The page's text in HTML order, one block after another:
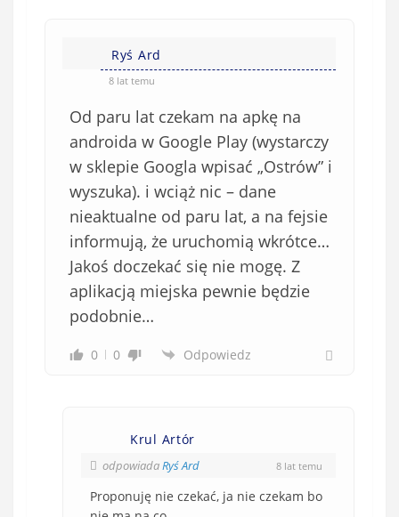
Ryś Ard
8 lat temu
Od paru lat czekam na apkę na
androida w Google Play (wystarczy
w sklepie Googla wpisać „Ostrów” i
wyszuka). i wciąż nic – dane
nieaktualne od paru lat, a na fejsie
informują, że uruchomią wkrótce…
Jakoś doczekać się nie mogę. Z
aplikacją miejska pewnie będzie
podobnie…
0 0 Odpowiedz
Krul Artór
odpowiadaRyś Ard 8 lat temu
Proponuję nie czekać, ja nie czekam bo